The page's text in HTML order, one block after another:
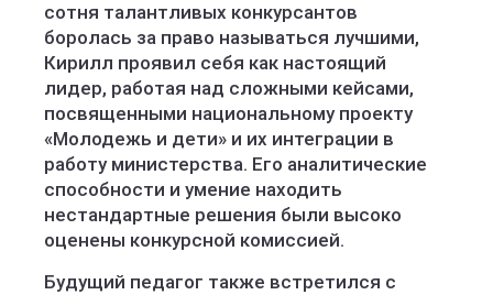
сотня талантливых конкурсантов
боролась за право называться лучшими,
Кирилл проявил себя как настоящий
лидер, работая над сложными кейсами,
посвященными национальному проекту
«Молодежь и дети» и их интеграции в
работу министерства. Его аналитические
способности и умение находить
нестандартные решения были высоко
оценены конкурсной комиссией.
Будущий педагог также встретился с